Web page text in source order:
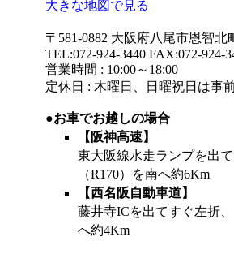
大きな地図で見る
〒581-0882 大阪府八尾市恩智北
TEL:072-924-3440 FAX:072-924-
営業時間 : 10:00～18:00
定休日 : 木曜日、日曜祝日は事
●お車でお越しの場合
【阪神高速】
東大阪線水走ランプを出
（R170）を南へ約6Km
【西名阪自動車道】
藤井寺ICを出てすぐ左折
へ約4Km